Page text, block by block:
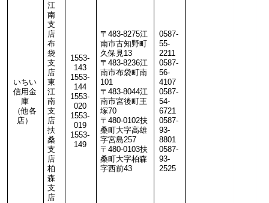
いちい
信用金
庫
（他各
店）
江
南
支
店
布
袋
支
店
東
江
南
支
店
扶
桑
支
店
柏
森
支
店
1553-
143
1553-
144
1553-
020
1553-
019
1553-
149
〒483-8275江
南市古知野町
久保見13
〒483-8236江
南市布袋町南
101
〒483-8044江
南市宮後町王
塚70
〒480-0102扶
桑町大字高雄
字宮島257
〒480-0103扶
桑町大字柏森
字西前43
0587-
55-
2211
0587-
56-
4107
0587-
54-
6721
0587-
93-
8801
0587-
93-
2525